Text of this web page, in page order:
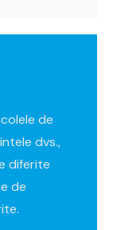
de
dvs.,
diferite
de